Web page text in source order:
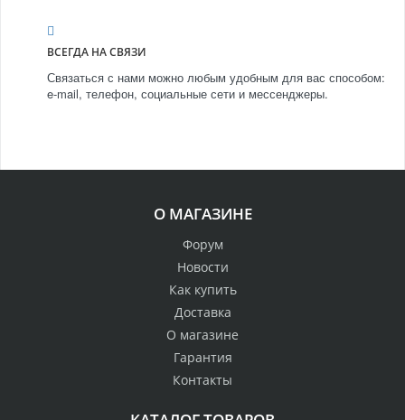
ВСЕГДА НА СВЯЗИ
Связаться с нами можно любым удобным для вас способом:
e-mail, телефон, социальные сети и мессенджеры.
О МАГАЗИНЕ
Форум
Новости
Как купить
Доставка
О магазине
Гарантия
Контакты